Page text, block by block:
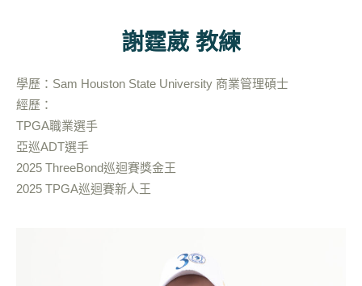
謝霆葳 教練
學歷：Sam Houston State University 商業管理碩士
經歷：
TPGA職業選手
亞巡ADT選手
2025 ThreeBond巡迴賽獎金王
2025 TPGA巡迴賽新人王